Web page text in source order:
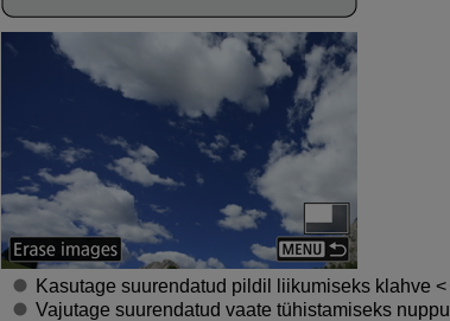
Kasutage suurendatud pildil liikumiseks klahve
Vajutage suurendatud vaate tühistamiseks nuppu